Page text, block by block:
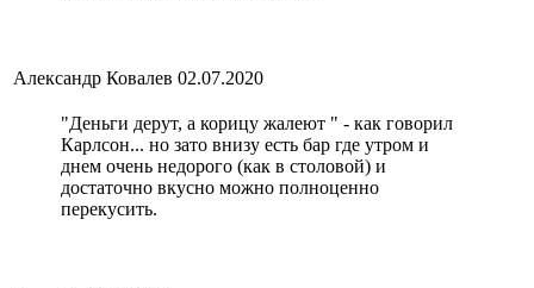
Александр Ковалев 02.07.2020
"Деньги дерут, а корицу жалеют " - как говорил
Карлсон... но зато внизу есть бар где утром и
днем очень недорого (как в столовой) и
достаточно вкусно можно полноценно
перекусить.